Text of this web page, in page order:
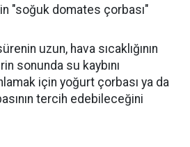
"soğuk domates çorbası"
uzun, hava sıcaklığının
sonunda su kaybını
için yoğurt çorbası ya da
tercih edebileceğini